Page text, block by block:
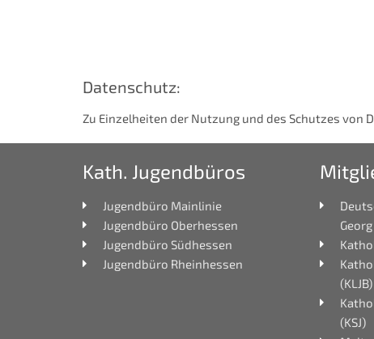
Datenschutz:
Zu Einzelheiten der Nutzung und des Schutzes von
Kath. Jugendbüros
Jugendbüro Mainlinie
Jugendbüro Oberhessen
Jugendbüro Südhessen
Jugendbüro Rheinhessen
Georg
(KLJB)
(KSJ)